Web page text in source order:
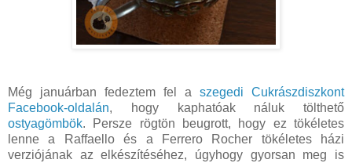
Még januárban fedeztem fel a szegedi Cukrászdiszkont
Facebook-oldalán, hogy kaphatóak náluk tölthető
ostyagömbök. Persze rögtön beugrott, hogy ez tökéletes
lenne a Raffaello és a Ferrero Rocher tökéletes házi
verziójának az elkészítéséhez, úgyhogy gyorsan meg is